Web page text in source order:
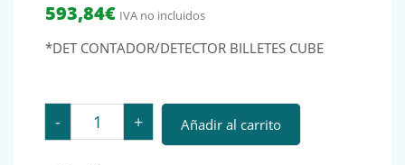
593,84€ IVA no incluidos
*DET CONTADOR/DETECTOR BILLETES CUBE
- *DET CONTADOR/DETECTOR BILLETES CUBE cantidad
+ Añadir al carrito